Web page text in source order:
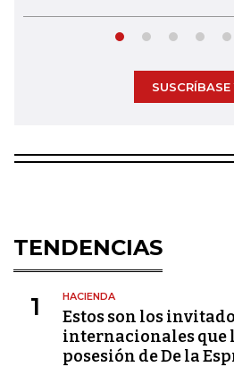
SUSCRÍBASE
TENDENCIAS
1 HACIENDA
Estos son los
internacionales que
posesión de De la